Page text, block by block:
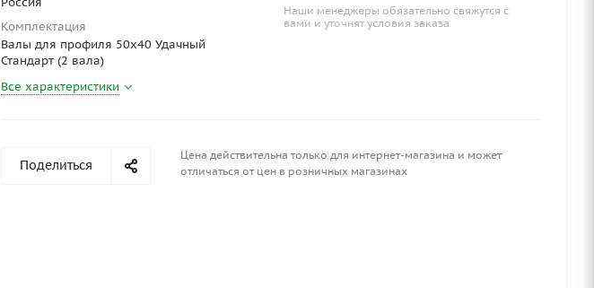
Комплектация
Валы для профиля 50х40 Удачный
Стандарт (2 вала)
Все характеристики
Наши менеджеры обязательно свяжутся с
вами и уточнят условия заказа
Поделиться
Цена действительна только для интернет-магазина и может
отличаться от цен в розничных магазинах